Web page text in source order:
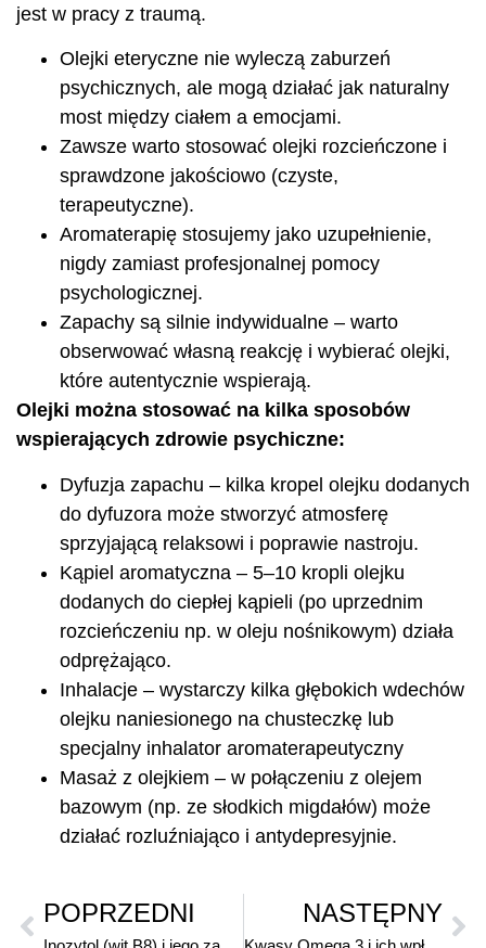
jest w pracy z traumą.
Olejki eteryczne nie wyleczą zaburzeń
psychicznych, ale mogą działać jak naturalny
most między ciałem a emocjami.
Zawsze warto stosować olejki rozcieńczone i
sprawdzone jakościowo (czyste,
terapeutyczne).
Aromaterapię stosujemy jako uzupełnienie,
nigdy zamiast profesjonalnej pomocy
psychologicznej.
Zapachy są silnie indywidualne – warto
obserwować własną reakcję i wybierać olejki,
które autentycznie wspierają.
Olejki można stosować na kilka sposobów
wspierających zdrowie psychiczne:
Dyfuzja zapachu – kilka kropel olejku dodanych
do dyfuzora może stworzyć atmosferę
sprzyjającą relaksowi i poprawie nastroju.
Kąpiel aromatyczna – 5–10 kropli olejku
dodanych do ciepłej kąpieli (po uprzednim
rozcieńczeniu np. w oleju nośnikowym) działa
odprężająco.
Inhalacje – wystarczy kilka głębokich wdechów
olejku naniesionego na chusteczkę lub
specjalny inhalator aromaterapeutyczny
Masaż z olejkiem – w połączeniu z olejem
bazowym (np. ze słodkich migdałów) może
działać rozluźniająco i antydepresyjnie.
POPRZEDNI NASTĘPNY